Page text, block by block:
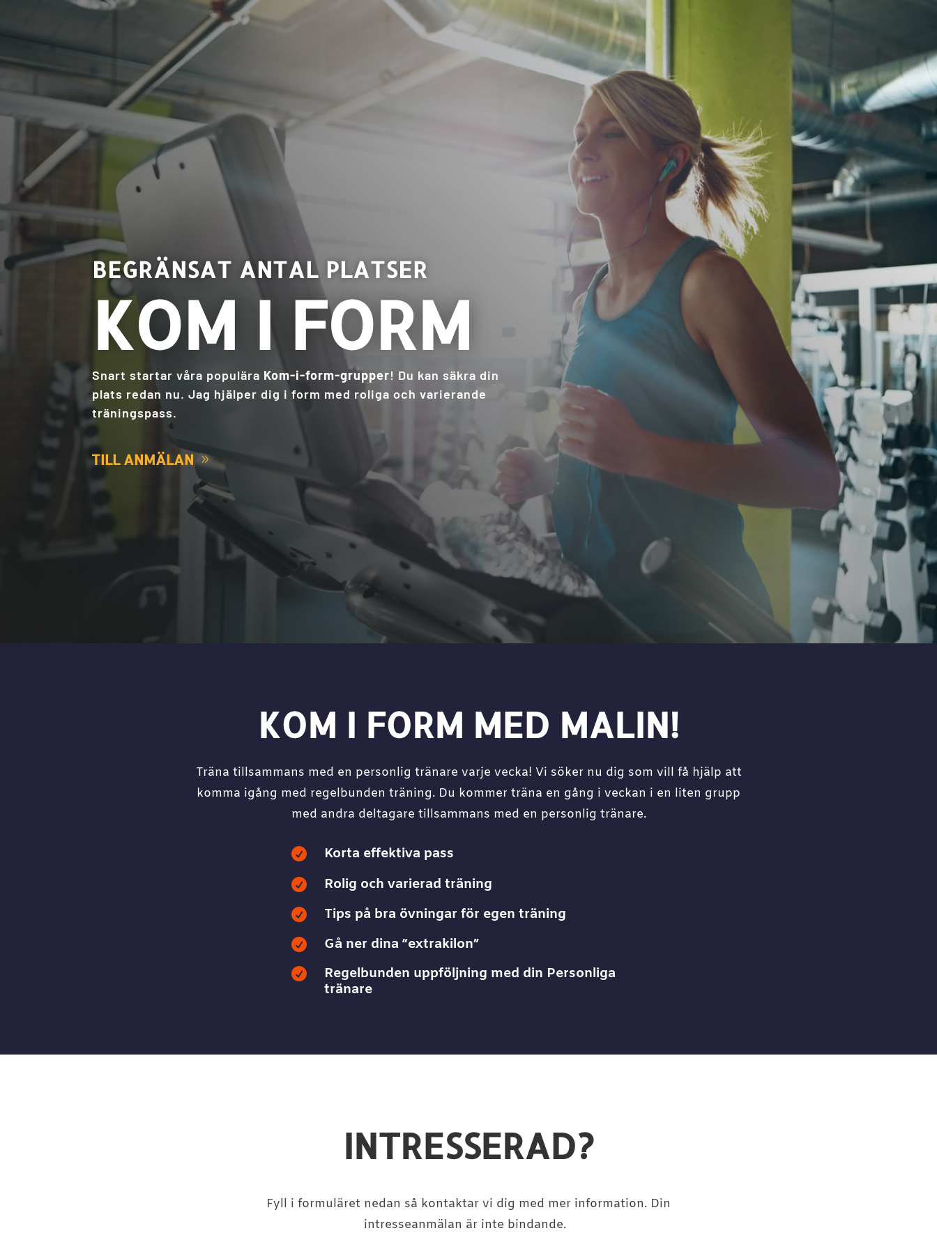
BEGRÄNSAT ANTAL PLATSER
KOM I FORM
Snart startar våra populära Kom-i-form-grupper! Du kan säkra din
plats redan nu. Jag hjälper dig i form med roliga och varierande
träningspass.
TILL ANMÄLAN
KOM I FORM MED MALIN!
Träna tillsammans med en personlig tränare varje vecka! Vi söker nu dig som vill få hjälp att
komma igång med regelbunden träning. Du kommer träna en gång i veckan i en liten grupp
med andra deltagare tillsammans med en personlig tränare.
 Korta effektiva pass
 Rolig och varierad träning
 Tips på bra övningar för egen träning
 Gå ner dina “extrakilon”

Regelbunden uppföljning med din Personliga
tränare
INTRESSERAD?
Fyll i formuläret nedan så kontaktar vi dig med mer information. Din
intresseanmälan är inte bindande.